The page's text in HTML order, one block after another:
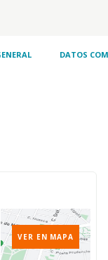
DATOS
VER EN MAPA